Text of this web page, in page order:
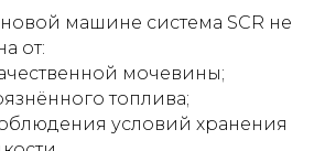
машине система SCR не
от:
мочевины;
топлива;
условий хранения